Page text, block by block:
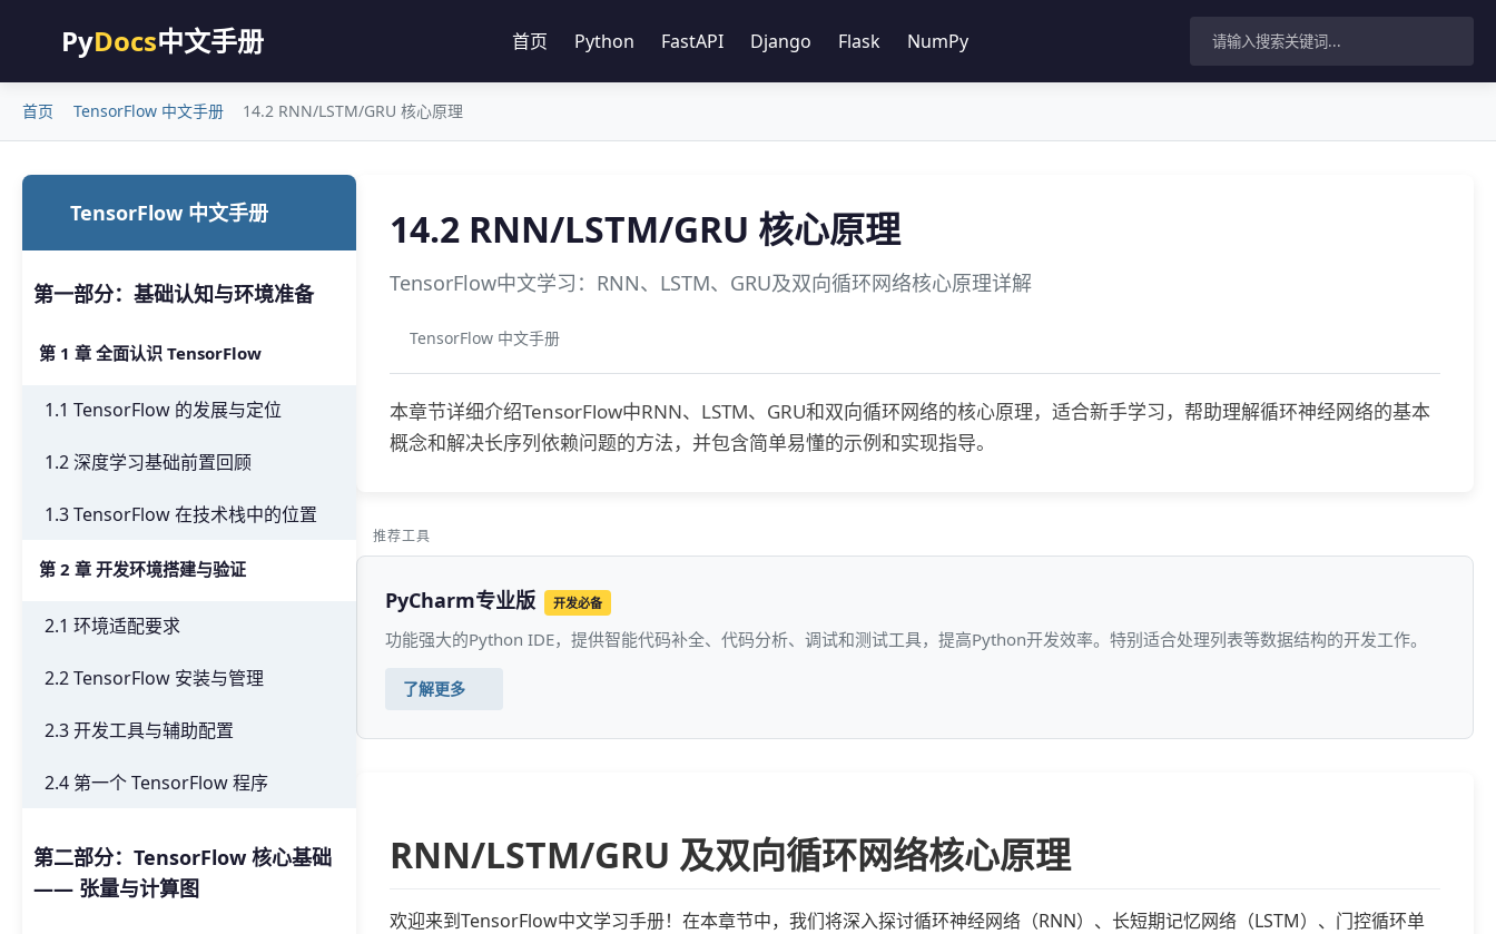
PyDocs中文手册 首页 Python FastAPI Django Flask NumPy
首页 TensorFlow 中文手册 14.2 RNN/LSTM/GRU 核心原理
TensorFlow 中文手册
第一部分：基础认知与环境准备
第 1 章 全面认识 TensorFlow
1.1 TensorFlow 的发展与定位
1.2 深度学习基础前置回顾
1.3 TensorFlow 在技术栈中的位置
第 2 章 开发环境搭建与验证
2.1 环境适配要求
2.2 TensorFlow 安装与管理
2.3 开发工具与辅助配置
2.4 第一个 TensorFlow 程序
第二部分：TensorFlow 核心基础
—— 张量与计算图
14.2 RNN/LSTM/GRU 核心原理
TensorFlow中文学习：RNN、LSTM、GRU及双向循环网络核心原理详解
TensorFlow 中文手册
本章节详细介绍TensorFlow中RNN、LSTM、GRU和双向循环网络的核心原理，适合新手学习，帮助理解循环神经网络的基本
概念和解决长序列依赖问题的方法，并包含简单易懂的示例和实现指导。
推荐工具
PyCharm专业版 开发必备
功能强大的Python IDE，提供智能代码补全、代码分析、调试和测试工具，提高Python开发效率。特别适合处理列表等数据结构的开发工作。
了解更多
RNN/LSTM/GRU 及双向循环网络核心原理
欢迎来到TensorFlow中文学习手册！在本章节中，我们将深入探讨循环神经网络（RNN）、长短期记忆网络（LSTM）、门控循环单